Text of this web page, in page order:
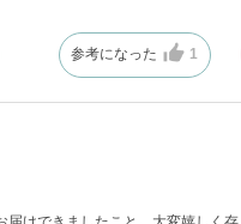
参考になった 1